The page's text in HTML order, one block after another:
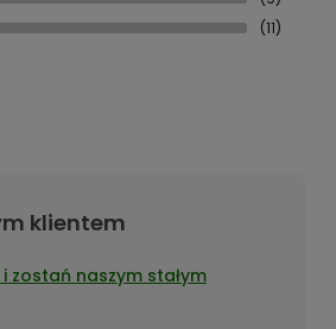
(11)
klientem
zostań naszym stałym